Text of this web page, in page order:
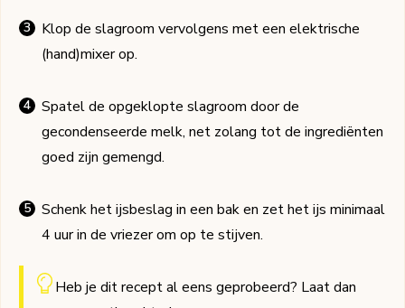
Klop de slagroom vervolgens met een elektrische
(hand)mixer op.
Spatel de opgeklopte slagroom door de
gecondenseerde melk, net zolang tot de ingrediënten
goed zijn gemengd.
Schenk het ijsbeslag in een bak en zet het ijs minimaal
4 uur in de vriezer om op te stijven.
Heb je dit recept al eens geprobeerd? Laat dan